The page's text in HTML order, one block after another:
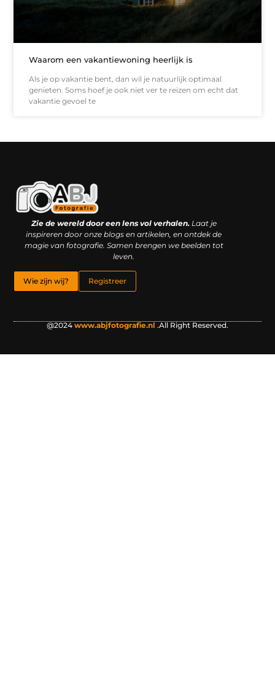
Waarom een vakantiewoning heerlijk is
Als je op vakantie bent, dan wil je natuurlijk optimaal
genieten. Soms hoef je ook niet ver te reizen om echt dat
vakantie gevoel te
Zie de wereld door een lens vol verhalen.Laat je
inspireren door onze blogs en artikelen, en ontdek de
magie van fotografie. Samen brengen we beelden tot
leven.
Wie zijn wij? Registreer
@2024 www.abjfotografie.nl .All Right Reserved.